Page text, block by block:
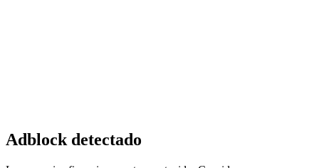
Adblock detectado